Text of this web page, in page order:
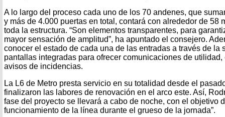
A lo largo del proceso cada uno de los 70 andenes, que
y más de 4.000 puertas en total, contará con alrededor de 58
toda la estructura. “Son elementos transparentes, para
mayor sensación de amplitud”, ha apuntado el consejero.
conocer el estado de cada una de las entradas a través de la
pantallas integradas para ofrecer comunicaciones de
avisos de incidencias.
La L6 de Metro presta servicio en su totalidad desde el
finalizaron las labores de renovación en el arco este. Así,
fase del proyecto se llevará a cabo de noche, con el objetivo
funcionamiento de la línea durante el grueso de la jornada”.